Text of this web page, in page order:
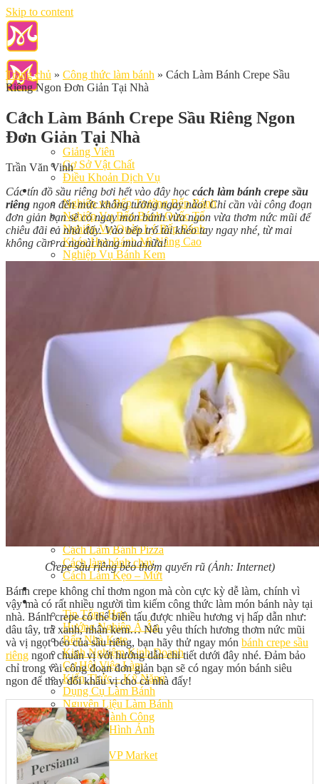
Skip to content
Giới Thiệu
Giảng Viên
Cơ Sở Vật Chất
Điều Khoản Dịch Vụ
Học Làm Bánh
Nghiệp vụ Bếp Trưởng Bếp Bánh
Nghiệp Vụ Bếp Bánh Quốc Tế
Nghiệp Vụ Quản Lý Bếp Bánh
Khóa Học Bánh Mì Nâng Cao
Nghiệp Vụ Bánh Kem
Khóa Học Bánh Kinh Doanh
Khóa Học Handmade Mini Cake
Master Class
Chuyên Đề
Khai Giảng
Lịch học – Lịch thi
Đăng Ký Học
Công Thức
Cách Làm Bánh Việt
Cách Làm Bánh Âu
Cách Làm Bánh Kem
Cách Làm Bánh Mì
Cách Làm Bánh Trung Thu
Cách Làm Bánh Flan
Cách Làm Bánh Bao
Cách Làm Bánh Pizza
Cách làm bánh chay
Cách Làm Kẹo – Mứt
Video
Tin tức
Tin Tổng Hợp
Hướng Nghiệp Á Âu
Bếp Nhà Kate
Kinh Nghiệm Kinh Doanh
Cơ Hội Việc Làm
Kiến Thức – Kỹ Năng
Dụng Cụ Làm Bánh
Nguyên Liệu Làm Bánh
Gương Thành Công
Thư Viện Hình Ảnh
Hỏi Đáp
Siêu thị ĐVP Market
Việc Làm
Trang chủ » Công thức làm bánh » Cách Làm Bánh Crepe Sầu
Riêng Ngon Đơn Giản Tại Nhà
Cách Làm Bánh Crepe Sầu Riêng Ngon
Đơn Giản Tại Nhà
Trần Văn Vinh
Các tín đồ sầu riêng bơi hết vào đây học cách làm bánh crepe sầu
riêng ngon đến mức không tưởng ngay nào! Chỉ cần vài công đoạn
đơn giản bạn sẽ có ngay món bánh vừa ngon vừa thơm nức mũi để
chiêu đãi cả nhà đấy. Vào bếp trổ tài khéo tay ngay nhé, từ mai
không cần ra ngoài hàng mua nữa!
Crepe sầu riêng béo thơm quyến rũ (Ảnh: Internet)
Bánh crepe không chỉ thơm ngon mà còn cực kỳ dễ làm, chính vì
vậy mà có rất nhiều người tìm kiếm công thức làm món bánh này tại
nhà. Bánh crepe có thể biến tấu được nhiều hương vị hấp dẫn như:
dâu tây, trà xanh, nhân kem… Nếu yêu thích hương thơm nức mũi
và vị ngọt béo của sầu riêng, bạn hãy thử ngay món bánh crepe sầu
riêng ngon chuẩn vị với hướng dẫn chi tiết dưới đây nhé. Đảm bảo
chỉ trong vài công đoạn đơn giản bạn sẽ có ngay món bánh siêu
ngon để thay đổi khẩu vị cho cả nhà đấy!